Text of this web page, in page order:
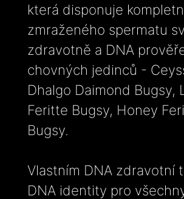
která disponuje
zmraženého spermatu
zdravotně a DNA
chovných jedinců -
Dhalgo Daimond Bugsy,
Feritte Bugsy, Honey
Bugsy.
Vlastním DNA zdravotní
DNA identity pro